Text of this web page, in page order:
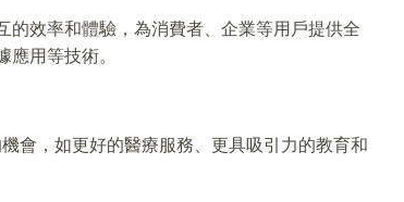
的效率和體驗，為消費者、企業等用戶提供全
用等技術。
會，如更好的醫療服務、更具吸引力的教育和